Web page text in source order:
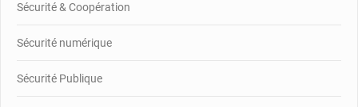
Sécurité & Coopération
Sécurité numérique
Sécurité Publique